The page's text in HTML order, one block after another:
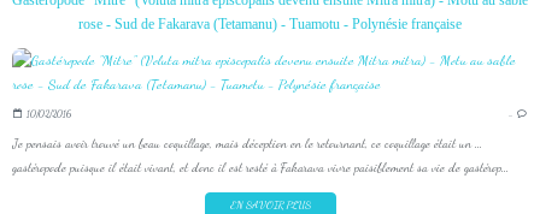
rose - Sud de Fakarava (Tetamanu) - Tuamotu - Polynésie française
10/02/2016 …
Je pensais avoir trouvé un beau coquillage, mais déception en le retournant, ce coquillage était un ...
gastéropode puisque il était vivant, et donc il est resté à Fakarava vivre paisiblement sa vie de gastérop...
EN SAVOIR PLUS